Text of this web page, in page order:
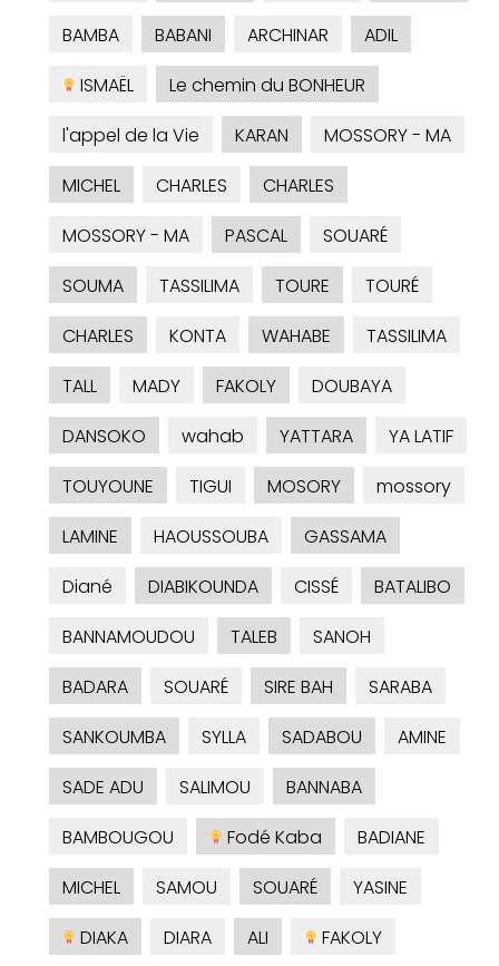
BAMBA
BABANI ARCHINAR
ADIL
ISMAËL
Le chemin du BONHEUR
l'appel de la Vie
KARAN
MOSSORY - MA
MICHEL
CHARLES
CHARLES
MOSSORY - MA
PASCAL
SOUARÉ
SOUMA
TASSILIMA TOURE
TOURÉ
CHARLES
KONTA WAHABE
TASSILIMA
TALL
MADY FAKOLY
DOUBAYA
DANSOKO
wahab YATTARA
YA LATIF
TOUYOUNE
TIGUI MOSORY
mossory
LAMINE
HAOUSSOUBA
GASSAMA
Diané
DIABIKOUNDA CISSÉ
BATALIBO
BANNAMOUDOU
TALEB
SANOH
BADARA
SOUARÉ SIRE BAH
SARABA
SANKOUMBA
SYLLA SADABOU
AMINE
SADE ADU
SALIMOU
BANNABA
BAMBOUGOU
Fodé Kaba
BADIANE
MICHEL
SAMOU SOUARÉ
YASINE
DIAKA
DIARA ALI
FAKOLY